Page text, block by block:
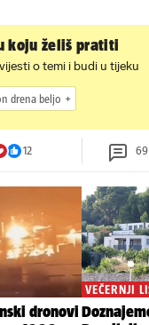
koju želiš pratiti
o temi i budi u tijeku
drena beljo
12 69